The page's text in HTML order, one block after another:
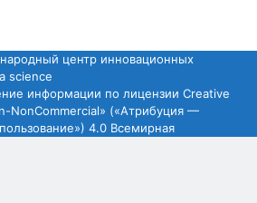
центр инновационных
science
информации по лицензии Creative
NonCommercial» («Атрибуция —
4.0 Всемирная